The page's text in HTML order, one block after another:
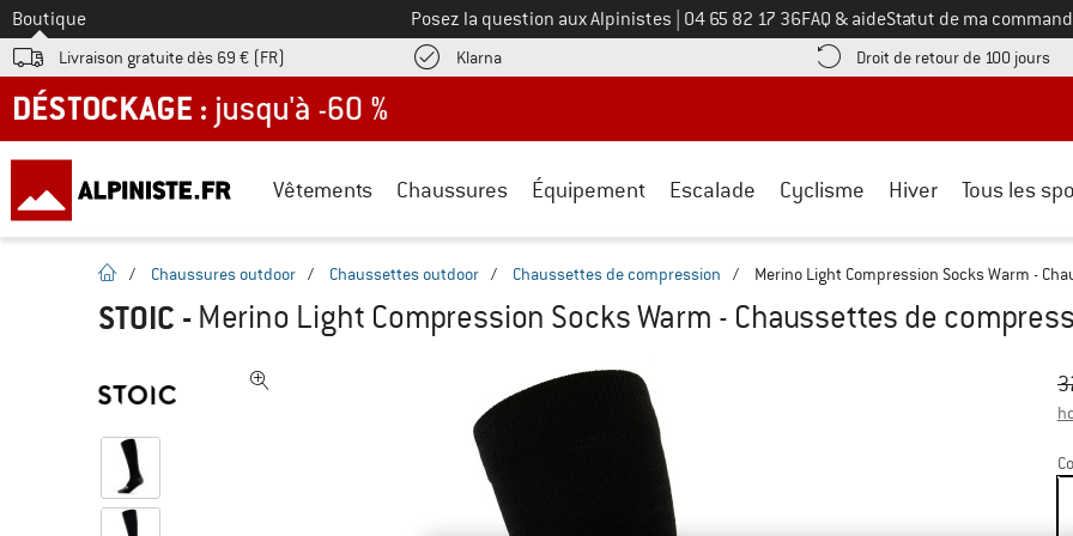
Vers le
Boutique Posez la question aux Alpinistes Appelez-nous au
04 65 82 17 36FAQ & aideStatut de ma
Livraison gratuite dès 69 € (FR) KlarnaTrouve les informations de paiement ici ! Ouvre une boîte d'information
Droit de retour de 100 jours
DÉSTOCKAGE : jusqu'à -60 %
Vêtements Chaussures Équipement Escalade Cyclisme Hiver Tous les
Page d'accueil
/ Chaussures outdoor / Chaussettes outdoor / Chaussettes de compression / Merino Light Compression Socks Warm -
STOIC - Merino Light Compression Socks Warm - Chaussettes de